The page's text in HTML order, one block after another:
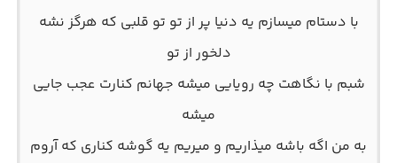
با دستام میسازم یه دنیا پر از تو تو قلبی که هرگز نشه
دلخور از تو
شبم با نگاهت چه رویایی میشه جهانم کنارت عجب جایی
میشه
به من اگه باشه میذاریم و میریم یه گوشه کناری که آروم